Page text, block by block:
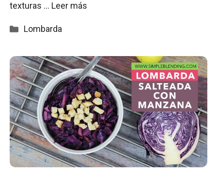
texturas … Leer más
Categorías
Lombarda